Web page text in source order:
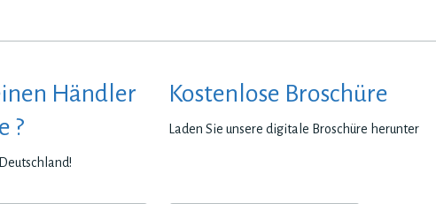
Händler
?
Kostenlose Broschüre
Laden Sie unsere digitale Broschüre herunter